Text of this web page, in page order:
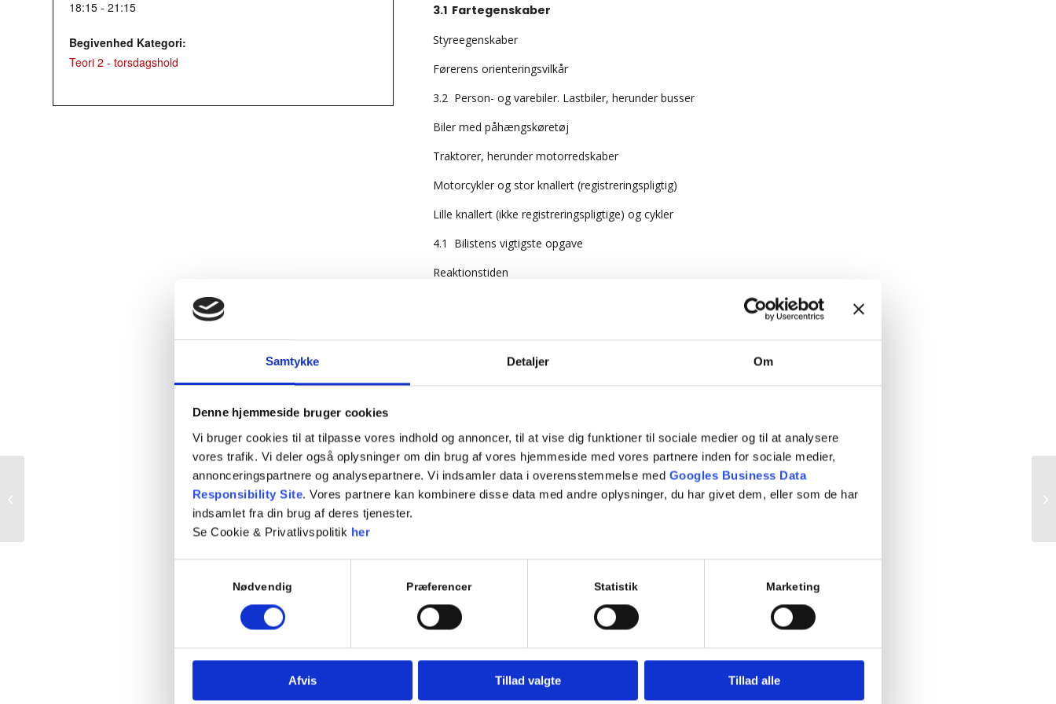
Samtykke Detaljer Om
Denne hjemmeside bruger cookies
Vi bruger cookies til at tilpasse vores indhold og annoncer, til at vise dig funktioner til sociale medier og til at analysere
vores trafik. Vi deler også oplysninger om din brug af vores hjemmeside med vores partnere inden for sociale medier,
annonceringspartnere og analysepartnere. Vi indsamler data i overensstemmelse med Googles Business Data
Responsibility Site. Vores partnere kan kombinere disse data med andre oplysninger, du har givet dem, eller som de har
indsamlet fra din brug af deres tjenester.
Se Cookie & Privatlivspolitik her
Nødvendig Præferencer Statistik Marketing
Afvis Tillad valgte Tillad alle
3.1 Fartegenskaber
Styreegenskaber
Førerens orienteringsvilkår
3.2 Person- og varebiler. Lastbiler, herunder busser
Biler med påhængskøretøj
Traktorer, herunder motorredskaber
Motorcykler og stor knallert (registreringspligtig)
Lille knallert (ikke registreringspligtige) og cykler
4.1 Bilistens vigtigste opgave
Reaktionstiden
Mobiltelefoners indvirken på reaktionsevne
4.2 Syns- og bevægelsesretning
Bedømmelse af egen hastighed
Bedømmelse af andres hastighed
4.5 Ulykker, alder og trafikant art
Aldersbetingede vanskeligheder
4.6 Kendetegn på alder, opmærksomhed og hensigt
Særligt udsatte trafikanters typiske fejl
4.7 Holdninger
18:15 - 21:15
Begivenhed Kategori:
Teori 2 - torsdagshold